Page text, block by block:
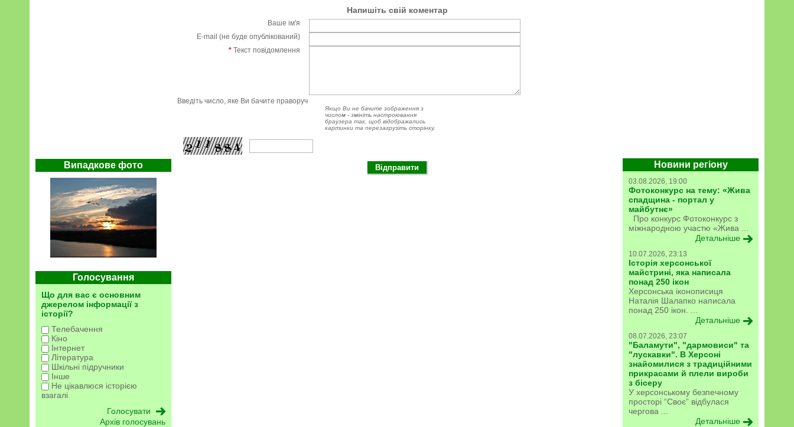
Випадкове фото
Голосування
Що для вас є основним
джерелом інформації з
історії?
Телебачення
Кіно
Інтернет
Література
Шкільні підручники
Інше
Не цікавлюся історією
взагалі
Архів голосувань
Новини регіону
03.08.2026, 19:00
Фотоконкурс на тему: «Жива
спадщина - портал у
майбутнє»
Про конкурс Фотоконкурс з
міжнародною участю «Жива ...
Детальніше
10.07.2026, 23:13
Історія херсонської
майстрині, яка написала
понад 250 ікон
Херсонська іконописиця
Наталія Шалапко написала
понад 250 ікон. ...
Детальніше
08.07.2026, 23:07
"Баламути", "дармовиси" та
"лускавки". В Херсоні
знайомилися з традиційними
прикрасами й плели вироби
з бісеру
У херсонському безпечному
просторі “Своє” відбулася
чергова ...
Детальніше
Напишіть свій коментар
Ваше ім'я
E-mail (не буде опублікований)
* Текст повідомлення
Введіть число, яке Ви бачите праворуч
Якщо Ви не бачите зображення з
числом - змініть настроювання
браузера так, щоб відображались
картинки та перезагрузіть сторінку.